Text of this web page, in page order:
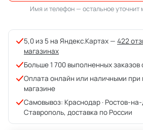
Имя и телефон — остальное уточнит
5,0 из 5 на Яндекс.Картах — 422
магазинах
Больше 1 700 выполненных заказов
Оплата онлайн или наличными при
магазине
Самовывоз: Краснодар · Ростов-на-
Ставрополь, доставка по России